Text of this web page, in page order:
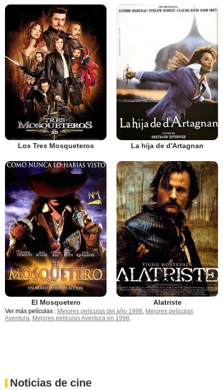
Los Tres Mosqueteros La hija de d'Artagnan
El Mosquetero Alatriste
Ver más películas : Mejores películas del año 1998 Mejores películas
Aventura Mejores películas Aventura en 1998
Noticias de cine